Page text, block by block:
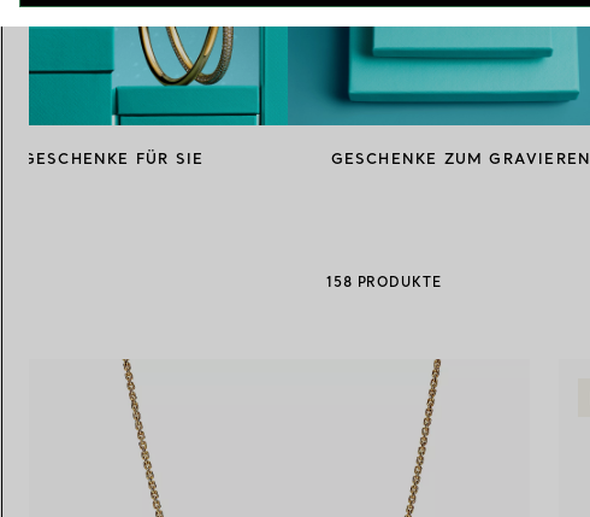
Eheringe für Damen
GESCHENKE FÜR SIE GESCHENKE ZUM GRAVIEREN
158 PRODUKTE